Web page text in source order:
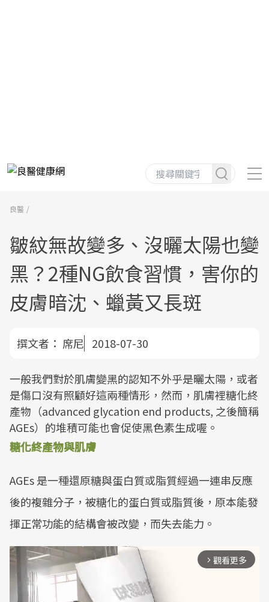
良醫
皺紋無故變多、沒曬太陽也變
黑？2種NG飲食習慣，害你的
皮膚暗沈、蠟黃又長斑
撰文者： 席尼 2018-07-30
一般我們對於肌膚變黑的認知不外乎是曬太陽，或者
是傷口沒有照顧好這兩種情形，然而，肌膚裡糖化終
產物（advanced glycation end products, 之後簡稱
AGEs）的堆積可能也會促使黑色素生成喔。
糖化終產物與肌膚
AGEs 是一種還原糖與蛋白質或脂質經過一連串反應
後的複雜分子，被糖化的蛋白質或脂質後，原本能發
揮正常功能的結構會被改變，而失去能力。
arrow_forward_ios 觀看更多